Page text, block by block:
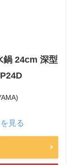
鍋 24cm 深型
見る